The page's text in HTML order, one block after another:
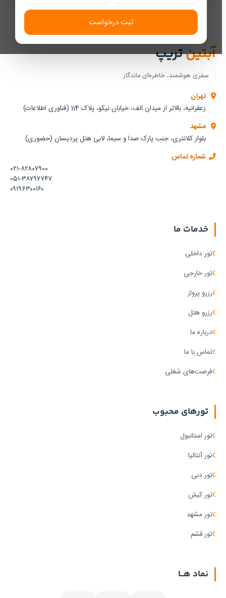
ثبت درخواست
آبتینتریپ
سفری هوشمند، خاطره‌ای ماندگار
تهران
زعفرانیه، بالاتر از میدان الف، خیابان نیکو، پلاک 114 (فناوری اطلاعات)
مشهد
بلوار کلانتری، جنب پارک صدا و سیما، لابی هتل پردیسان (حضوری)
شماره تماس
۰۲۱-۸۲۸۰۷۹۰۰
۰۵۱-۳۸۷۹۷۷۴۷
۰۹۱۹۶۳۰۰۱۶۰
خدمات ما
تور داخلی
تور خارجی
رزرو پرواز
رزرو هتل
درباره ما
تماس با ما
فرصت‌های شغلی
تورهای محبوب
تور استانبول
تور آنتالیا
تور دبی
تور کیش
تور مشهد
تور قشم
نماد هــا